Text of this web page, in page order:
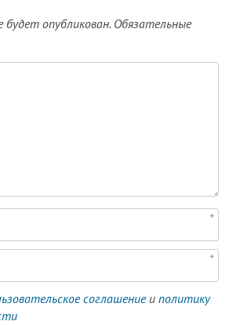
опубликован. Обязательные
соглашениеиполитику